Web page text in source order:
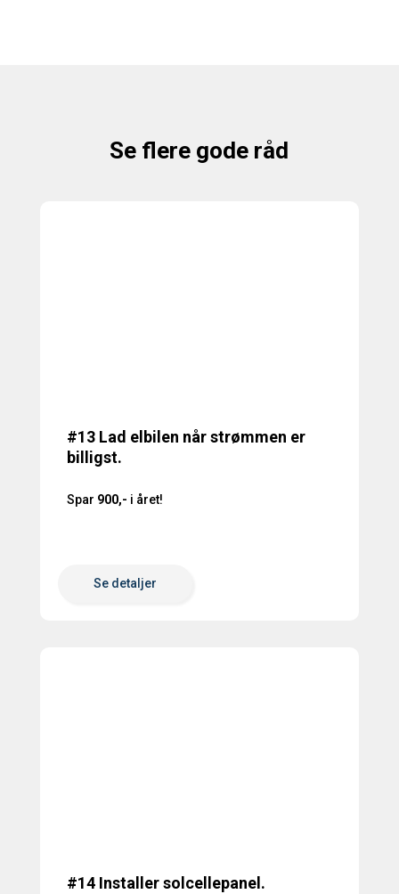
Se flere gode råd
#13 Lad elbilen når strømmen er
billigst.
Spar 900,- i året!
Se detaljer
#14 Installer solcellepanel.